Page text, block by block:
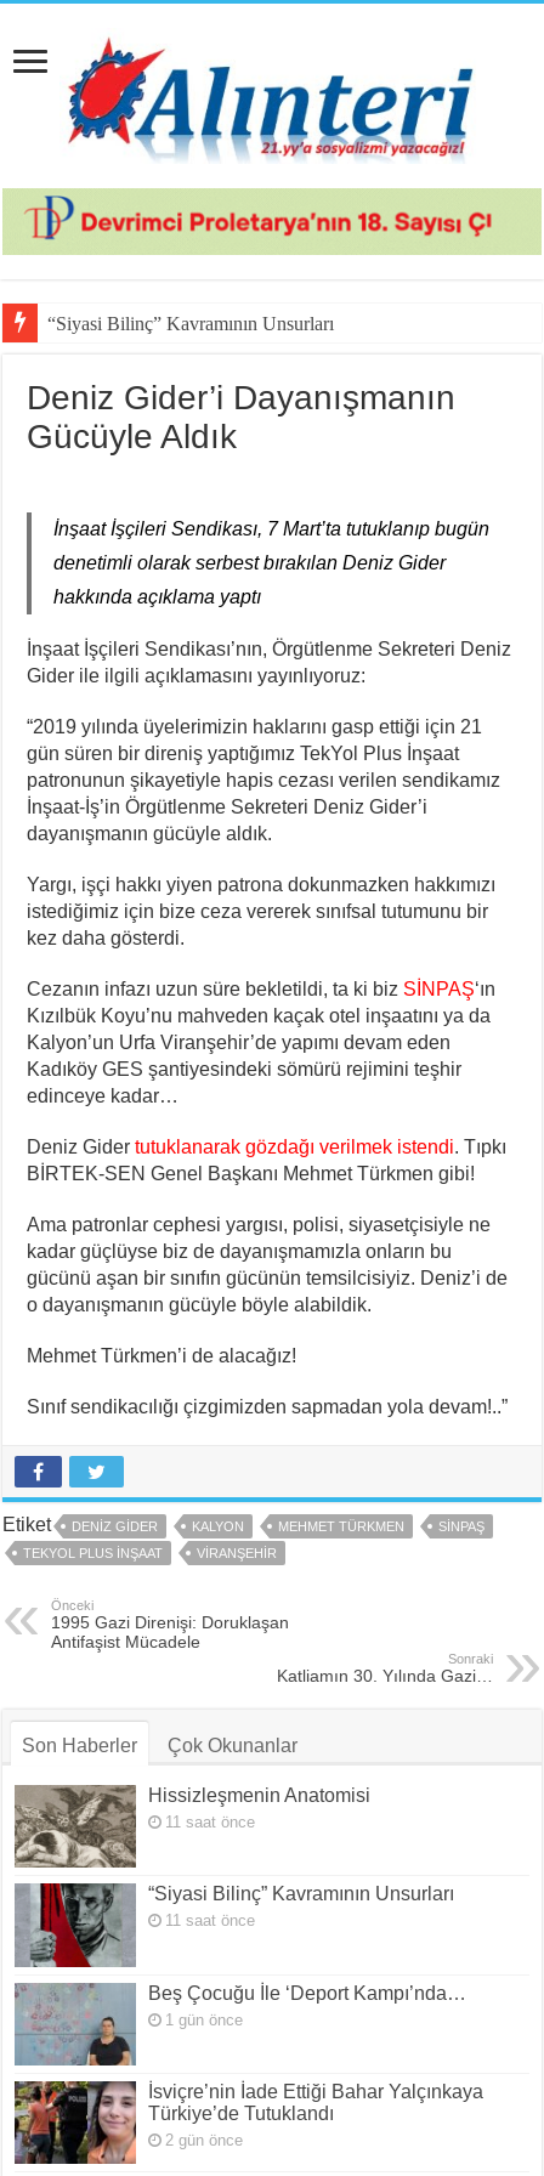
“Siyasi Bilinç” Kavramının Unsurları
Deniz Gider’i Dayanışmanın
Gücüyle Aldık
İnşaat İşçileri Sendikası, 7 Mart’ta tutuklanıp bugün
denetimli olarak serbest bırakılan Deniz Gider
hakkında açıklama yaptı
İnşaat İşçileri Sendikası’nın, Örgütlenme Sekreteri Deniz
Gider ile ilgili açıklamasını yayınlıyoruz:
“2019 yılında üyelerimizin haklarını gasp ettiği için 21
gün süren bir direniş yaptığımız TekYol Plus İnşaat
patronunun şikayetiyle hapis cezası verilen sendikamız
İnşaat-İş’in Örgütlenme Sekreteri Deniz Gider’i
dayanışmanın gücüyle aldık.
Yargı, işçi hakkı yiyen patrona dokunmazken hakkımızı
istediğimiz için bize ceza vererek sınıfsal tutumunu bir
kez daha gösterdi.
Cezanın infazı uzun süre bekletildi, ta ki biz SİNPAŞ‘ın
Kızılbük Koyu’nu mahveden kaçak otel inşaatını ya da
Kalyon’un Urfa Viranşehir’de yapımı devam eden
Kadıköy GES şantiyesindeki sömürü rejimini teşhir
edinceye kadar…
Deniz Gider tutuklanarak gözdağı verilmek istendi. Tıpkı
BİRTEK-SEN Genel Başkanı Mehmet Türkmen gibi!
Ama patronlar cephesi yargısı, polisi, siyasetçisiyle ne
kadar güçlüyse biz de dayanışmamızla onların bu
gücünü aşan bir sınıfın gücünün temsilcisiyiz. Deniz’i de
o dayanışmanın gücüyle böyle alabildik.
Mehmet Türkmen’i de alacağız!
Sınıf sendikacılığı çizgimizden sapmadan yola devam!..”
Etiket DENIZ GIDER KALYON MEHMET TÜRKMEN
SINPAŞ
TEKYOL PLUS İNŞAAT
VIRANŞEHIR
Önceki
1995 Gazi Direnişi: Doruklaşan
Antifaşist Mücadele
Sonraki
Katliamın 30. Yılında Gazi…
Son Haberler Çok Okunanlar
Hissizleşmenin Anatomisi
11 saat önce
“Siyasi Bilinç” Kavramının Unsurları
11 saat önce
Beş Çocuğu İle ‘Deport Kampı’nda…
1 gün önce
İsviçre’nin İade Ettiği Bahar Yalçınkaya
Türkiye’de Tutuklandı
2 gün önce